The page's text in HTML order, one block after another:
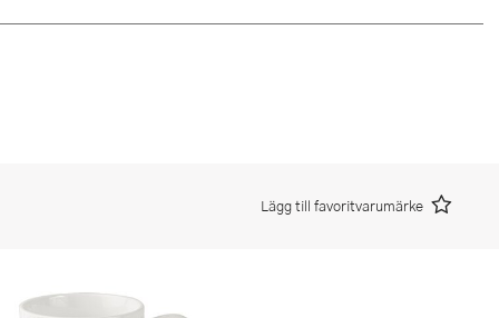
Lägg till favoritvarumärke